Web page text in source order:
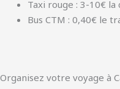
Taxi rouge : 3-10€ la
Bus CTM : 0,40€ le
Organisez votre voyage à